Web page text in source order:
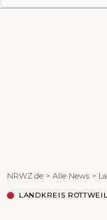
NRWZ.de > Alle News >
LANDKREIS ROTTWEIL